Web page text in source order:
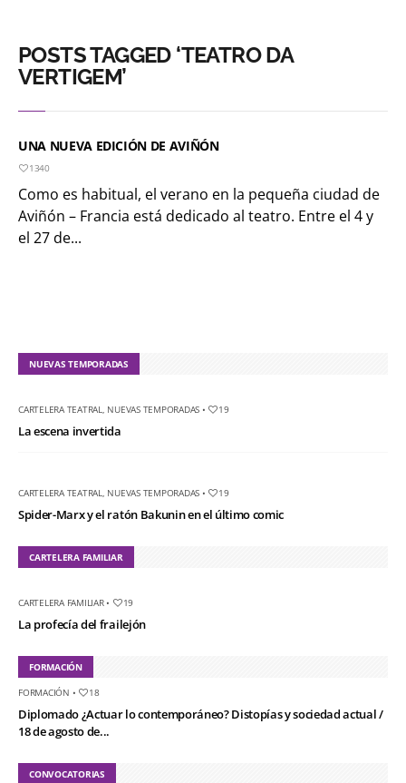
POSTS TAGGED ‘TEATRO DA
VERTIGEM’
UNA NUEVA EDICIÓN DE AVIÑÓN
1340
Como es habitual, el verano en la pequeña ciudad de
Aviñón – Francia está dedicado al teatro. Entre el 4 y
el 27 de...
NUEVAS TEMPORADAS
CARTELERA TEATRAL NUEVAS TEMPORADAS • 19
La escena invertida
CARTELERA TEATRAL NUEVAS TEMPORADAS • 19
Spider-Marx y el ratón Bakunin en el último comic
CARTELERA FAMILIAR
CARTELERA FAMILIAR• 19
La profecía del frailejón
FORMACIÓN
FORMACIÓN • 18
Diplomado ¿Actuar lo contemporáneo? Distopías y sociedad actual /
18 de agosto de...
CONVOCATORIAS